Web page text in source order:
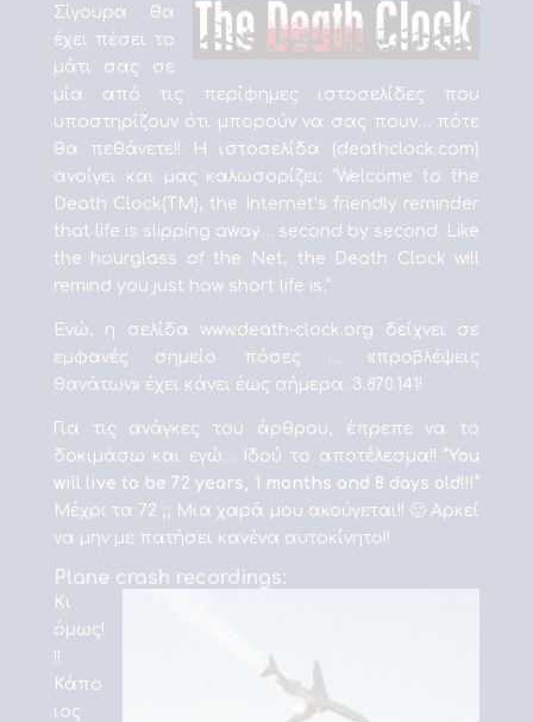
Σίγουρα θα
έχει πέσει το
μάτι σας σε
μία από τις περίφημες ιστοσελίδες που
υποστηρίζουν ότι μπορούν να σας πουν… πότε
θα πεθάνετε!! Η ιστοσελίδα (deathclock.com)
ανοίγει και μας καλωσορίζει: “Welcome to the
Death Clock(TM), the Internet’s friendly reminder
that life is slipping away… second by second. Like
the hourglass of the Net, the Death Clock will
remind you just how short life is.”
Ενώ, η σελίδαwww.death-clock.org δείχνει σε
εμφανές σημείο πόσες … «προβλέψεις
θανάτων» έχει κάνει έως σήμερα: 3.870.141!
Για τις ανάγκες του άρθρου, έπρεπε να το
δοκιμάσω και εγώ… Ιδού το αποτέλεσμα!!“You
will live to be 72 years, 1 months and 8 days old!!!”
Μέχρι τα 72 ;; Μια χαρά μου ακούγεται!! 🙂 Αρκεί
να μην με πατήσει κανένα αυτοκίνητο!!
Plane crash recordings:
Κι
όμως!
!!
Κάπο
ιος